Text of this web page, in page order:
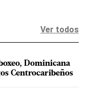
Ver todos
Dominicana
Centrocaribeños